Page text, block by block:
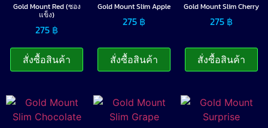
Gold Mount Red (ซอง
แข็ง)
275 ฿
สั่งซื้อสินค้า
Gold Mount Slim Apple
275 ฿
สั่งซื้อสินค้า
Gold Mount Slim Cherry
275 ฿
สั่งซื้อสินค้า